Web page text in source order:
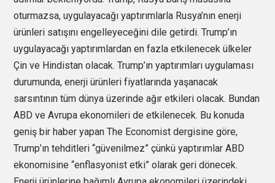
oturmazsa, uygulayacağı yaptırımlarla Rusya’nın enerji
ürünleri satışını engelleyeceğini dile getirdi. Trump’ın
uygulayacağı yaptırımlardan en fazla etkilenecek ülkeler
Çin ve Hindistan olacak. Trump’ın yaptırımları uygulaması
durumunda, enerji ürünleri fiyatlarında yaşanacak
sarsıntının tüm dünya üzerinde ağır etkileri olacak. Bundan
ABD ve Avrupa ekonomileri de etkilenecek. Bu konuda
geniş bir haber yapan The Economist dergisine göre,
Trump’ın tehditleri “güvenilmez” çünkü yaptırımlar ABD
ekonomisine “enflasyonist etki” olarak geri dönecek.